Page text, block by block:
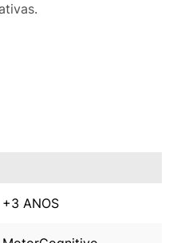
+3 ANOS